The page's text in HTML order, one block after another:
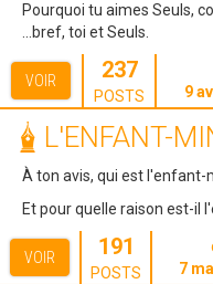
Pourquoi tu aimes Seuls,
...bref, toi et Seuls.
VOIR 237
POSTS
9
L'ENFANT-
À ton avis, qui est l'enfant-
Et pour quelle raison est-il
VOIR 191
POSTS
7